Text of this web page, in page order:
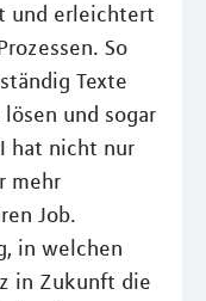
und erleichtert
So
Texte
und sogar
hat nicht nur
mehr
Job.
in welchen
in Zukunft die